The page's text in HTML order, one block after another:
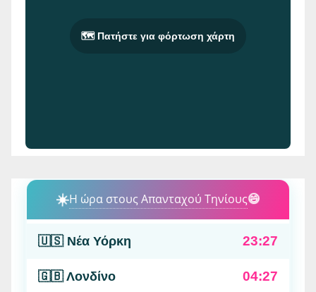
🗺️ Πατήστε για φόρτωση χάρτη
☀️Η ώρα στους Απανταχού Τηνίους😄
🇺🇸 Νέα Υόρκη 23:27
🇬🇧 Λονδίνο 04:27